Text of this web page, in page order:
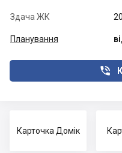
Здача ЖК
Планування

Карточка Домік